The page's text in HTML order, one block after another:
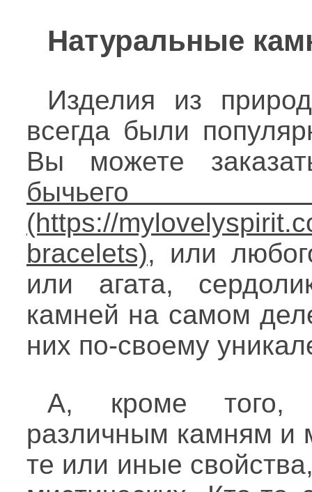
Натуральные
Изделия из
всегда были
Вы можете
, или
или агата,
камней на самом
них по-своему
А, кроме того,
различным камням и
те или иные